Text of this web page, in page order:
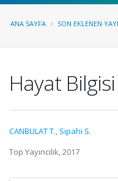
ANA SAYFA SON EKLENEN
Hayat Bilgisi
CANBULAT T., Sipahi S.
Top Yayıncılık, 2017